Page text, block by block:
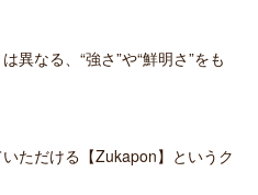
異なる、“強さ”や“鮮明さ”をも
ただける【Zukapon】というク